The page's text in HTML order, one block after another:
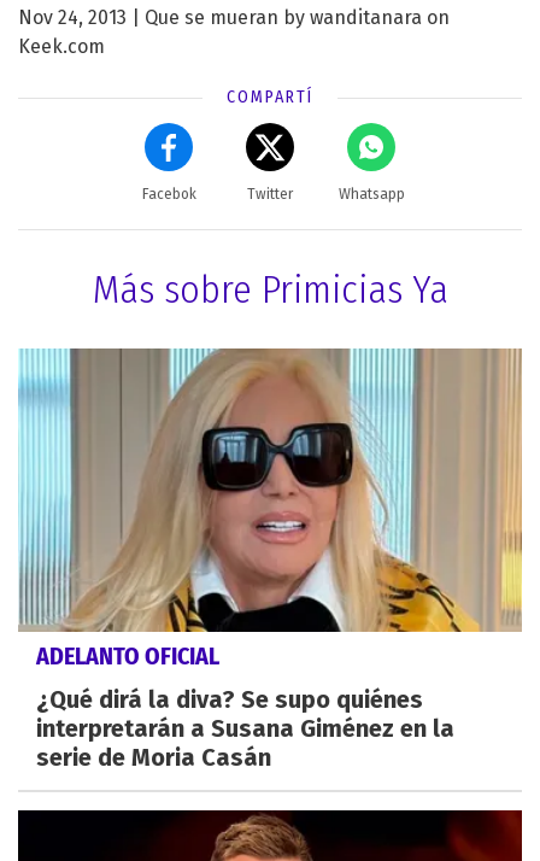
Nov 24, 2013 | Que se mueran by wanditanara on
Keek.com
COMPARTÍ
Facebok Twitter Whatsapp
Más sobre Primicias Ya
ADELANTO OFICIAL
¿Qué dirá la diva? Se supo quiénes
interpretarán a Susana Giménez en la
serie de Moria Casán